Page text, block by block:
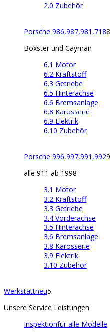
2.0 Zubehör
Porsche 986,987,981,7188
Boxster und Cayman
6.1 Motor
6.2 Kraftstoff
6.3 Getriebe
6.5 Hinterachse
6.6 Bremsanlage
6.8 Karosserie
6.9 Elektrik
6.10 Zubehör
Porsche 996,997,991,9929
alle 911 ab 1998
3.1 Motor
3.2 Kraftstoff
3.3 Getriebe
3.4 Vorderachse
3.5 Hinterachse
3.6 Bremsanlage
3.8 Karosserie
3.9 Elektrik
3.10 Zubehör
Werkstattneu5
Unsere Service Leistungen
Inspektionfür alle Modelle